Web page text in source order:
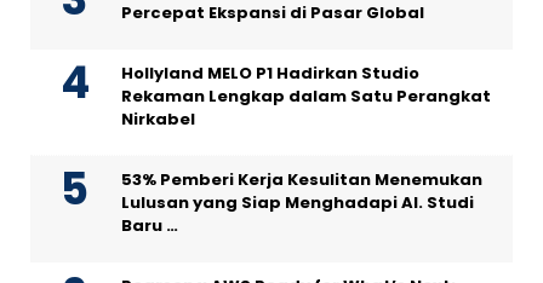
Percepat Ekspansi di Pasar Global
Hollyland MELO P1 Hadirkan Studio
Rekaman Lengkap dalam Satu Perangkat
Nirkabel
53% Pemberi Kerja Kesulitan Menemukan
Lulusan yang Siap Menghadapi AI. Studi
Baru …